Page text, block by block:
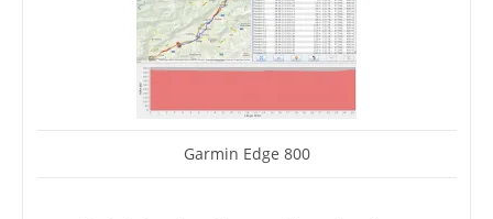
Garmin Edge 800